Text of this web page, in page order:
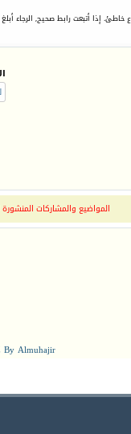
إذا أتبعت رابط صحيح, الرجاء أبلغ
المواضيع والمشاركات
By Almuhajir